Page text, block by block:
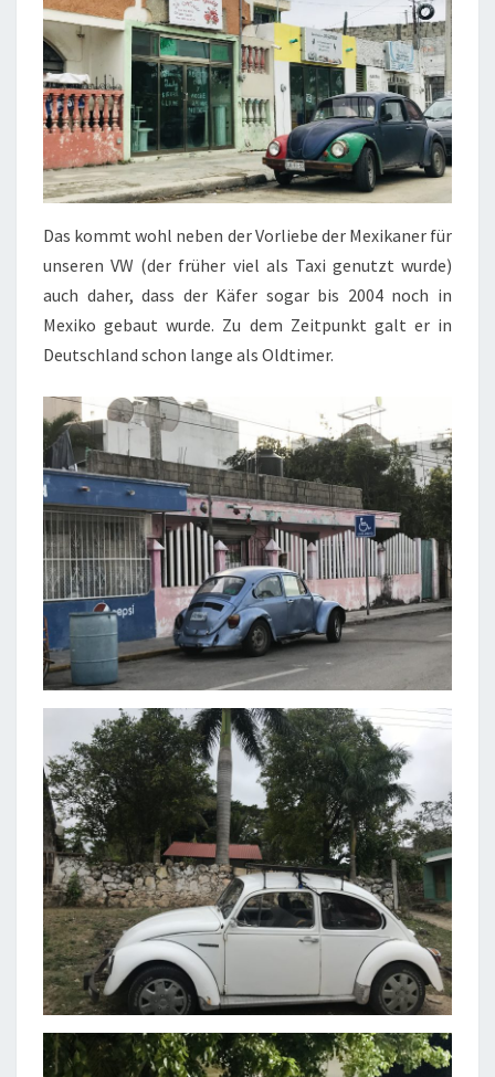
Das kommt wohl neben der Vorliebe der Mexikaner für
unseren VW (der früher viel als Taxi genutzt wurde)
auch daher, dass der Käfer sogar bis 2004 noch in
Mexiko gebaut wurde. Zu dem Zeitpunkt galt er in
Deutschland schon lange als Oldtimer.